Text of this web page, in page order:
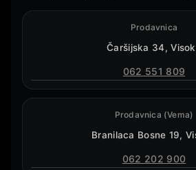
Prodavnica
Čaršijska 34,
062 551 809
Prodavnica (Vema)
Branilaca Bosne 19,
062 202 900